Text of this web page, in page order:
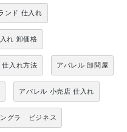
ンド 仕入れ
れ 卸価格
仕入れ方法 アパレル 卸問屋
アパレル 小売店 仕入れ
グラ ビジネス